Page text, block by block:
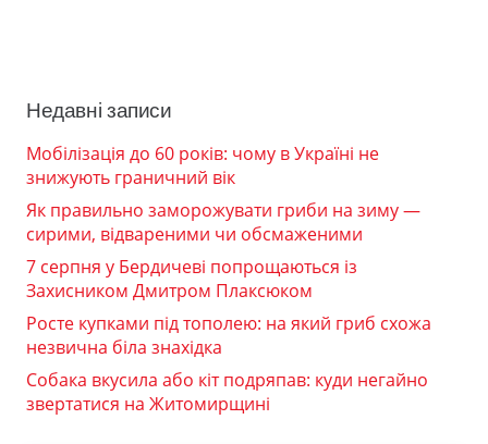
Недавні записи
Мобілізація до 60 років: чому в Україні не
знижують граничний вік
Як правильно заморожувати гриби на зиму —
сирими, відвареними чи обсмаженими
7 серпня у Бердичеві попрощаються із
Захисником Дмитром Плаксюком
Росте купками під тополею: на який гриб схожа
незвична біла знахідка
Собака вкусила або кіт подряпав: куди негайно
звертатися на Житомирщині